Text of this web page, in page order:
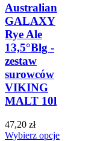
Australian
GALAXY
Rye Ale
13,5°Blg -
zestaw
surowców
VIKING
MALT 10l
47,20 zł
Wybierz opcje